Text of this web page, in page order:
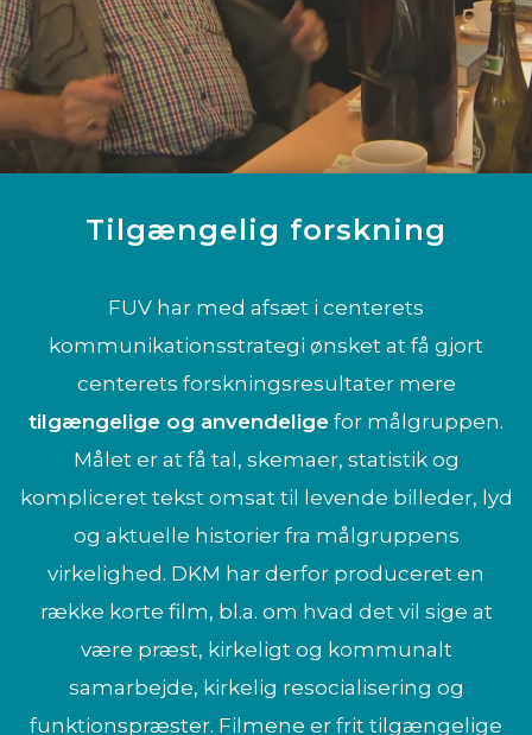
Tilgængelig forskning
FUV har med afsæt i centerets
kommunikationsstrategi ønsket at få gjort
centerets forskningsresultater mere
tilgængelige og anvendelige for målgruppen.
Målet er at få tal, skemaer, statistik og
kompliceret tekst omsat til levende billeder, lyd
og aktuelle historier fra målgruppens
virkelighed. DKM har derfor produceret en
række korte film, bl.a. om hvad det vil sige at
være præst, kirkeligt og kommunalt
samarbejde, kirkelig resocialisering og
funktionspræster. Filmene er frit tilgængelige